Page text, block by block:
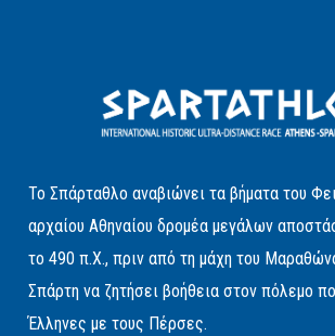
Το Σπάρταθλο αναβιώνει τα βήματα του
αρχαίου Αθηναίου δρομέα μεγάλων
το 490 π.Χ., πριν από τη μάχη του
Σπάρτη να ζητήσει βοήθεια στον πόλεμο
Έλληνες με τους Πέρσες.